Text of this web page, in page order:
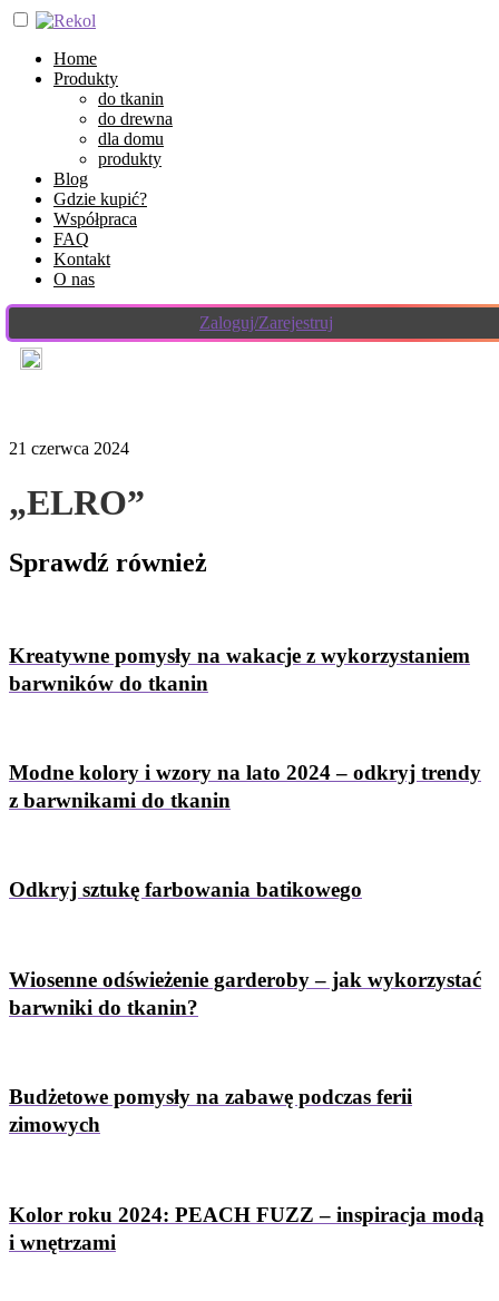
Home
Produkty
do tkanin
do drewna
dla domu
produkty
Blog
Gdzie kupić?
Współpraca
FAQ
Kontakt
O nas
Zaloguj/Zarejestruj
21 czerwca 2024
„ELRO”
Sprawdź również
Kreatywne pomysły na wakacje z wykorzystaniem
barwników do tkanin
Modne kolory i wzory na lato 2024 – odkryj trendy
z barwnikami do tkanin
Odkryj sztukę farbowania batikowego
Wiosenne odświeżenie garderoby – jak wykorzystać
barwniki do tkanin?
Budżetowe pomysły na zabawę podczas ferii
zimowych
Kolor roku 2024: PEACH FUZZ – inspiracja modą
i wnętrzami